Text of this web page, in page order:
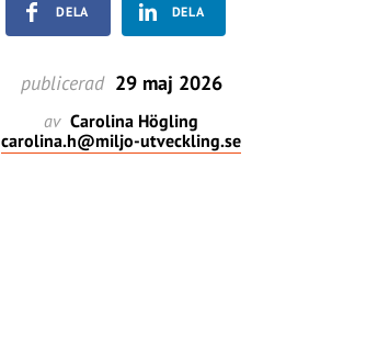
DELA DELA
publicerad 29 maj 2026
av Carolina Högling
carolina.h@miljo-utveckling.se